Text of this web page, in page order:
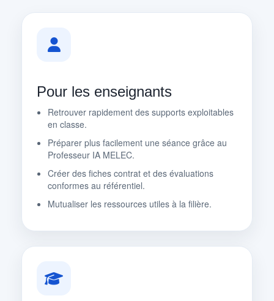
Pour les enseignants
Retrouver rapidement des supports exploitables
en classe.
Préparer plus facilement une séance grâce au
Professeur IA MELEC.
Créer des fiches contrat et des évaluations
conformes au référentiel.
Mutualiser les ressources utiles à la filière.